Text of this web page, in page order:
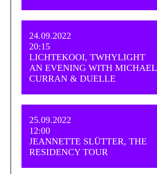
24.09.2022
20:15
LICHTEKOOI, TWHYLIGHT
AN EVENING WITH MICHAEL
CURRAN & DUELLE
25.09.2022
12:00
JEANNETTE SLÜTTER, THE
RESIDENCY TOUR